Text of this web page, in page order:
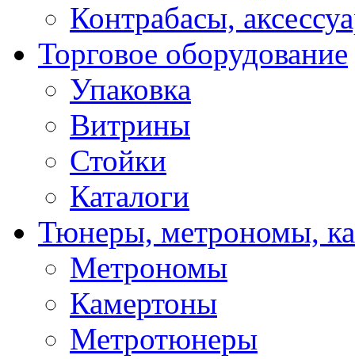
Контрабасы,
Торговое оборудование
Упаковка
Витрины
Стойки
Каталоги
Тюнеры, метрономы,
Метрономы
Камертоны
Метротюнеры